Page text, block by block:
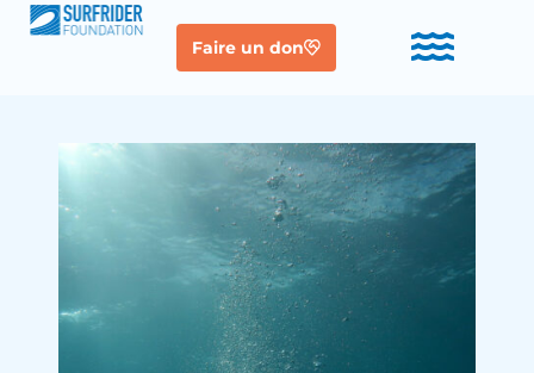
Faire un don